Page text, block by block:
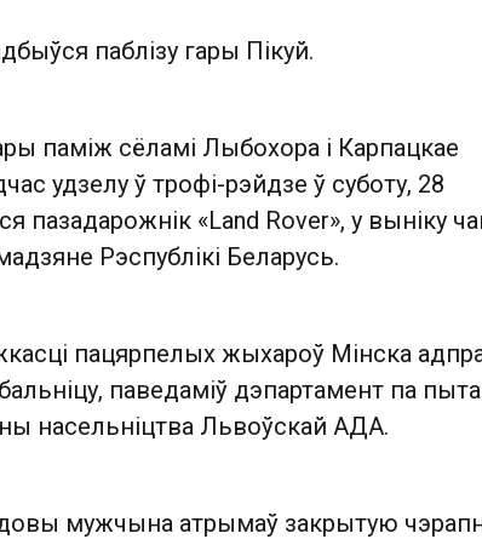
паблізу гары Пікуй.
паміж сёламі Лыбохора і Карпацкае
удзелу ў трофі-рэйдзе ў суботу, 28
пазадарожнік «Land Rover», у выніку
Рэспублікі Беларусь.
пацярпелых жыхароў Мінска
паведаміў дэпартамент па
насельніцтва Львоўскай АДА.
мужчына атрымаў закрытую